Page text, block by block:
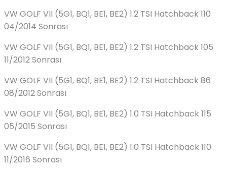
VW GOLF VII (5G1, BQ1, BE1, BE2) 1.2 TSI Hatchback 110
04/2014 Sonrası
VW GOLF VII (5G1, BQ1, BE1, BE2) 1.2 TSI Hatchback 105
11/2012 Sonrası
VW GOLF VII (5G1, BQ1, BE1, BE2) 1.2 TSI Hatchback 86
08/2012 Sonrası
VW GOLF VII (5G1, BQ1, BE1, BE2) 1.0 TSI Hatchback 115
05/2015 Sonrası
VW GOLF VII (5G1, BQ1, BE1, BE2) 1.0 TSI Hatchback 110
11/2016 Sonrası